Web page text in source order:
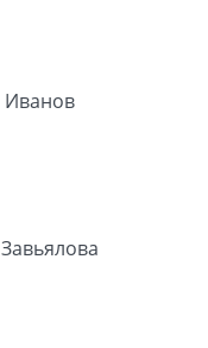
Иванов